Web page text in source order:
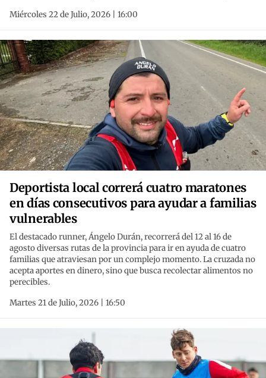
Miércoles 22 de Julio, 2026 | 16:00
Deportista local correrá cuatro maratones
en días consecutivos para ayudar a familias
vulnerables
El destacado runner, Ángelo Durán, recorrerá del 12 al 16 de
agosto diversas rutas de la provincia para ir en ayuda de cuatro
familias que atraviesan por un complejo momento. La cruzada no
acepta aportes en dinero, sino que busca recolectar alimentos no
perecibles.
Martes 21 de Julio, 2026 | 16:50